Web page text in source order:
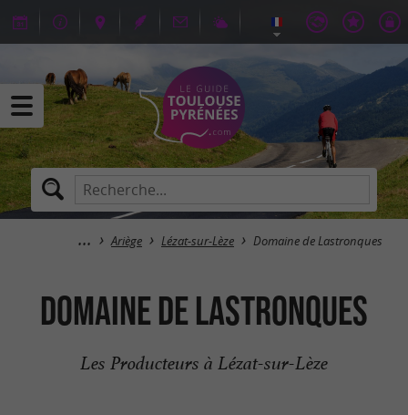
Ariège Lézat-sur-Lèze Domaine de Lastronques
Domaine de Lastronques
Les Producteurs à Lézat-sur-Lèze